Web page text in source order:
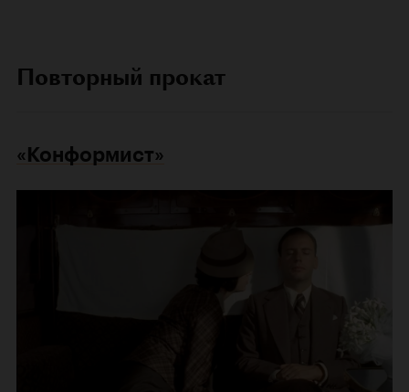
Повторный прокат
«Конформист»